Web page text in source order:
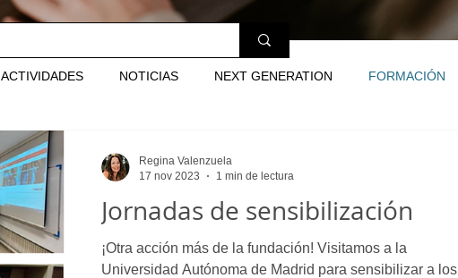
ACTIVIDADES NOTICIAS NEXT GENERATION FORMACIÓN
Jornadas de sensibilización
¡Otra acción más de la fundación! Visitamos a la
Universidad Autónoma de Madrid para sensibilizar a los
Regina Valenzuela
17 nov 2023
1 min de lectura